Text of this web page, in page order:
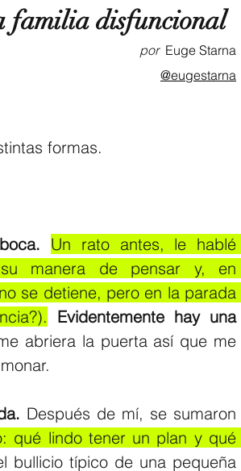
familia disfuncional
por
  Euge Starna
@eugestarna
formas.
Un rato antes, le hablé
su manera de pensar y, en
se detiene, pero en la parada
Evidentemente hay una
abriera la puerta así que me
Después de mí, se sumaron
qué lindo tener un plan y qué
bullicio típico de una pequeña